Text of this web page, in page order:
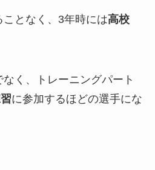
となく、3年時には高校
なく、トレーニングパート
に参加するほどの選手にな